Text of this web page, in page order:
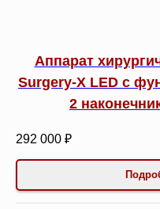
Аппарат
Surgery-X LED с
2
292 000 ₽